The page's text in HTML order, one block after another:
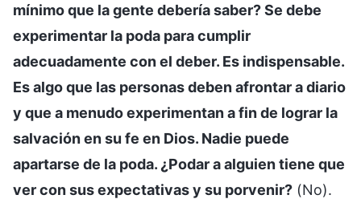
mínimo que la gente debería saber? Se debe
experimentar la poda para cumplir
adecuadamente con el deber. Es indispensable.
Es algo que las personas deben afrontar a diario
y que a menudo experimentan a fin de lograr la
salvación en su fe en Dios. Nadie puede
apartarse de la poda. ¿Podar a alguien tiene que
ver con sus expectativas y su porvenir? (No).